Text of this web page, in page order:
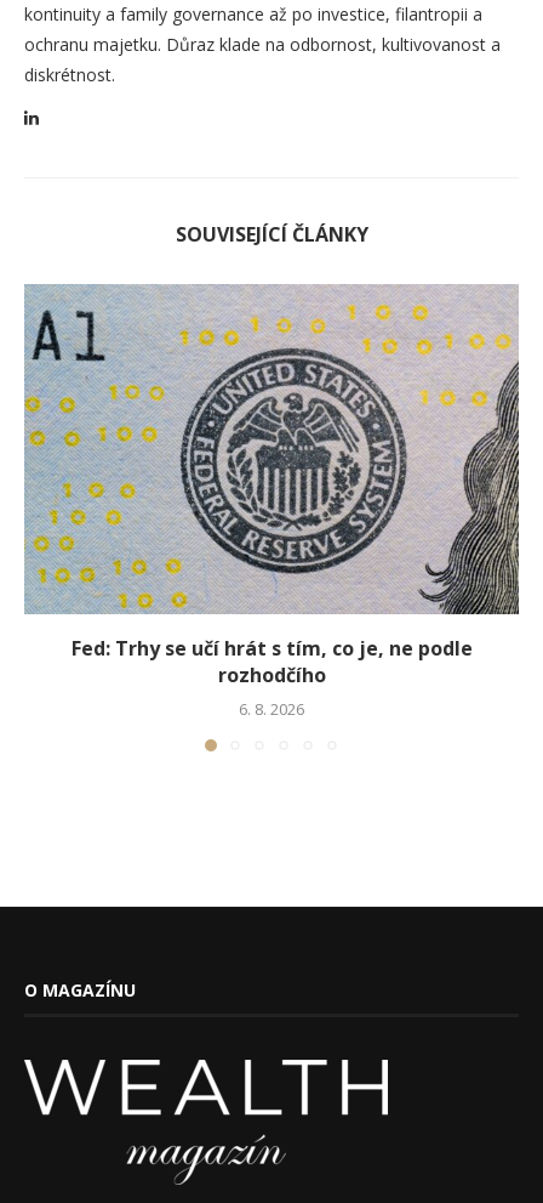
kontinuity a family governance až po investice, filantropii a
ochranu majetku. Důraz klade na odbornost, kultivovanost a
diskrétnost.
SOUVISEJÍCÍ ČLÁNKY
Fed: Trhy se učí hrát s tím, co je, ne podle
rozhodčího
6. 8. 2026
O MAGAZÍNU